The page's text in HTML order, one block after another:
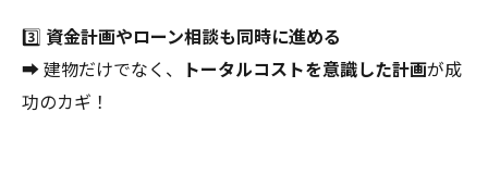
3️⃣ 資金計画やローン相談も同時に進める
➡ 建物だけでなく、 トータルコストを意識した計画が成
功のカギ！